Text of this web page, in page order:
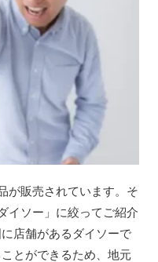
が販売されています。そ
イソー」に絞ってご紹介
店舗があるダイソーで
とができるため、地元